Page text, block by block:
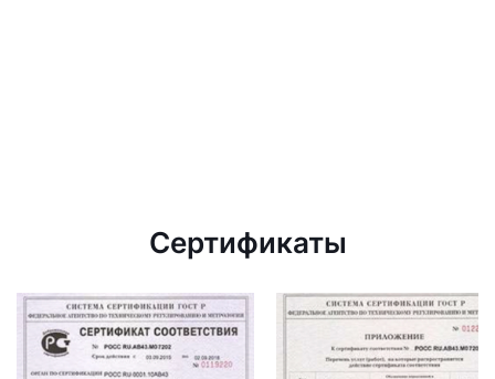
Сертификаты